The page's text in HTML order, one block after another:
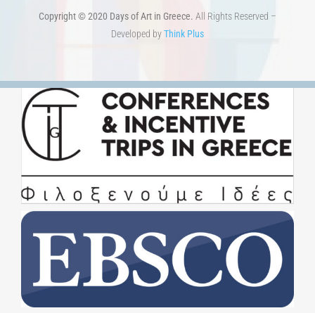
Copyright © 2020 Days of Art in Greece. All Rights Reserved –
Developed byThink Plus